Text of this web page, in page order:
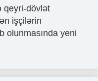
qeyri-dövlət
işçilərin
olunmasında yeni